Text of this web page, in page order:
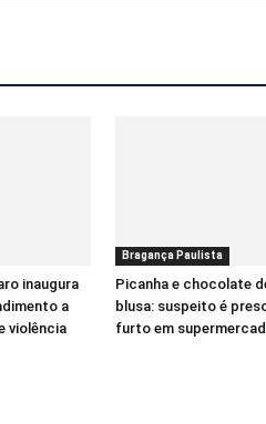
inaugura
a
violência
Bragança Paulista
Picanha e chocolate
blusa: suspeito é
furto em